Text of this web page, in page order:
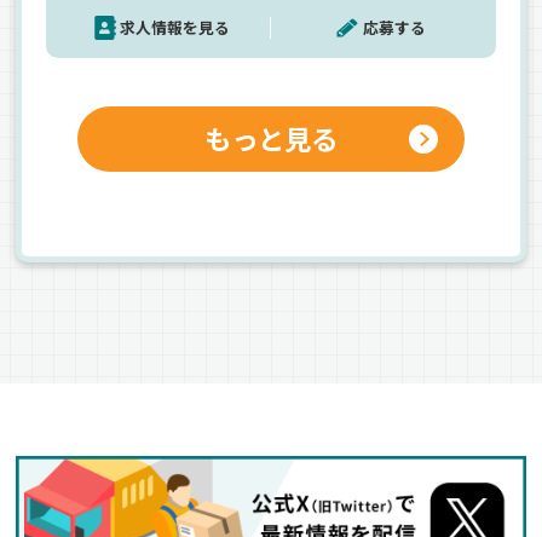
求人情報を見る 応募する
もっと見る